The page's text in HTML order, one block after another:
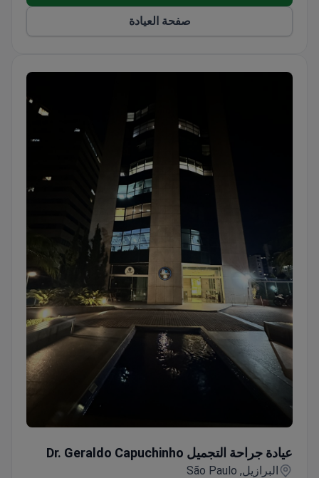
صفحة العيادة
عيادة جراحة التجميل Dr. Geraldo Capuchinho
البرازيل, São Paulo